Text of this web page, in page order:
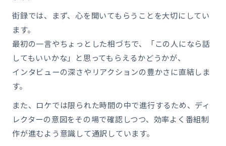
街録では、まず、心を開いてもらうことを大切にしてい
ます。
最初の一言やちょっとした相づちで、「この人になら話
してもいいかな」と思ってもらえるかどうかが、
インタビューの深さやリアクションの豊かさに直結しま
す。
また、ロケでは限られた時間の中で進行するため、ディ
レクターの意図をその場で確認しつつ、効率よく番組制
作が進むよう意識して通訳しています。